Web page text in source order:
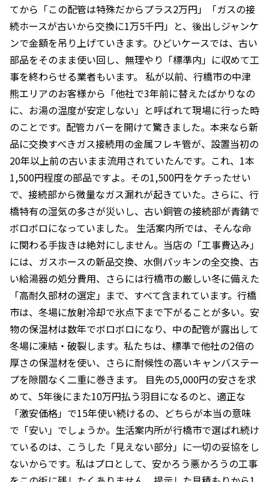
てから「この配管は特殊だからプラス2万円」「ガスの接
続ホースが古いから交換に1万5千円」と、後出しジャンケ
ンで金額を吊り上げていきます。ひどいケースでは、古い
部品をそのまま使い回し、無理やり「標準内」に収めて工
事を終わらせる業者もいます。 私が以前、行橋市の中津
熊エリアのお客様から「他社で3年前に替えたばかりなの
に、お湯の温度が安定しない」と呼ばれて現場に行った時
のことです。配管カバーを開けて驚きました。本来なら新
品に交換すべきガス接続用の金属フレキ管が、設置当初の
20年以上前の古いまま流用されていたんです。これ、1本
1,500円程度の部品ですよ。その1,500円をケチったせい
で、接続部から微量なガス漏れが起きていた。さらに、行
橋特有の湿気の多さが災いし、古い銅管の接続部が青錆で
ボロボロになっていました。 生活案内所では、そんな命
に関わる手抜きは絶対にしません。当店の「工事費込み」
には、ガスホースの新品交換、水側パッキンの全交換、古
い給湯器の処分費用、さらには行橋市の厳しい冬に備えた
「高耐久部材の選定」まで、すべて含まれています。行橋
市は、冬場に放射冷却で氷点下まで下がることが多い。安
物の保温材は数年でボロボロになり、中の配管が露出して
冬場に凍結・破裂します。私たちは、標準で他社の2倍の
厚さの保温材を使い、さらに耐候性の高いキャンバステー
プを隙間なく二重に巻きます。 目先の5,000円の安さを求
めて、5年後にまた10万円払う羽目になるのと、適正な
「激安価格」で15年使い続けるの、どちらが本当の意味
で「安い」でしょうか。生活案内所が行橋市で選ばれ続け
ているのは、こうした「見えない部分」に一切の妥協をし
ないからです。私はプロとして、安かろう悪かろうの工事